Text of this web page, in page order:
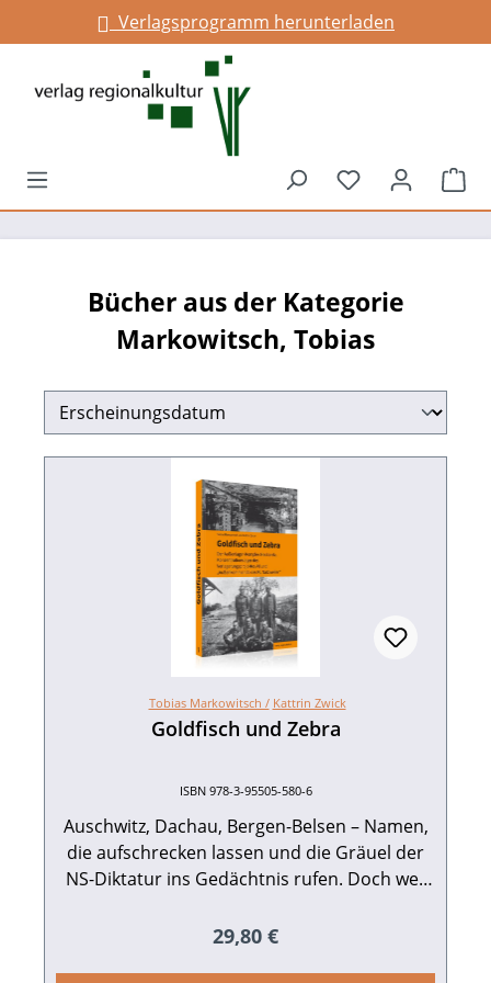
springenVerlagsprogramm herunterladen
Infos für Gemeinden
Du hast 0
Bücher aus der Kategorie
Markowitsch, Tobias
Tobias Markowitsch / Kattrin Zwick
Goldfisch und Zebra
ISBN 978-3-95505-580-6
Auschwitz, Dachau, Bergen-Belsen – Namen,
die aufschrecken lassen und die Gräuel der
NS-Diktatur ins Gedächtnis rufen. Doch wer
gerach, Asbach oder Neckarbischofsheim
Regulärer Preis:
29,80 €